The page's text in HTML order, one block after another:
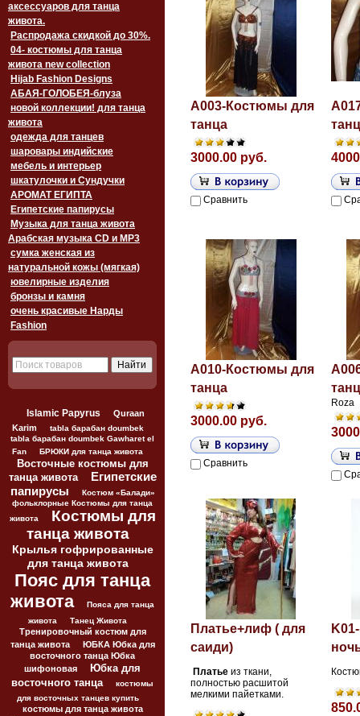
аксессуаров для танца
живота.
Распродажа скидкой до 30%.
04- костюмы для танца
живота new collection
Hijab Fashion Designs
АБАЯ-ГОЛОБЕЯ-блуза
новой коллекции! для танца
живота
одежда для танцев
шаровары индийские
мебель и интерьер
шкатулочки и Сундучки
АРОМАТ ЕГИПТА
Египетские папирусы
Музыка для танца живота
Арабская музыка CD и MP3
сумка женская из
натуральной кожы (мягкая)
ювелирные изделия
бронзы и камня
очень красивые Нарды
Fashion
Islamic Papyrus
Quraan
Karim
tabla барабан doumbek
tabla барабан doumbek Gawharet el
Fan
БРЮКИ для танца живота
Восточные костюмы для
танца живота
Египетские
папирусы
Костюм «Балади»
фольклорные Костюмы для танца
живота
Костюмы для
танца живота
Крылья гофрированные
для танца живота
Пояс для танца
живота
Пояса для танца
живота
Танец Живота
Тренировочный костюм для
танца живота
ЮБКА Юбка для
восточного танца Юбка
шифоновая
Юбка для
восточного танца
костюмы
для восточных танцев купить
костюмы для танца живота
A003-Костюмы для
танца
3000.00 руб.
Сравнить
A010-Костюмы для
танца
3000.00 руб.
Сравнить
Roza
Платье+лиф ( для
саиди)
Платье из ткани,
полностью расшитой
мелкими пайетками.